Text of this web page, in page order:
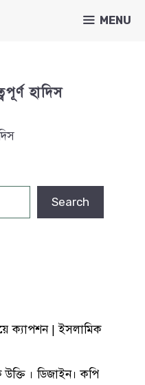
MENU
হাদিস
Search
ক্যাপশন | ইসলামিক
। ডিজাইন। কপি